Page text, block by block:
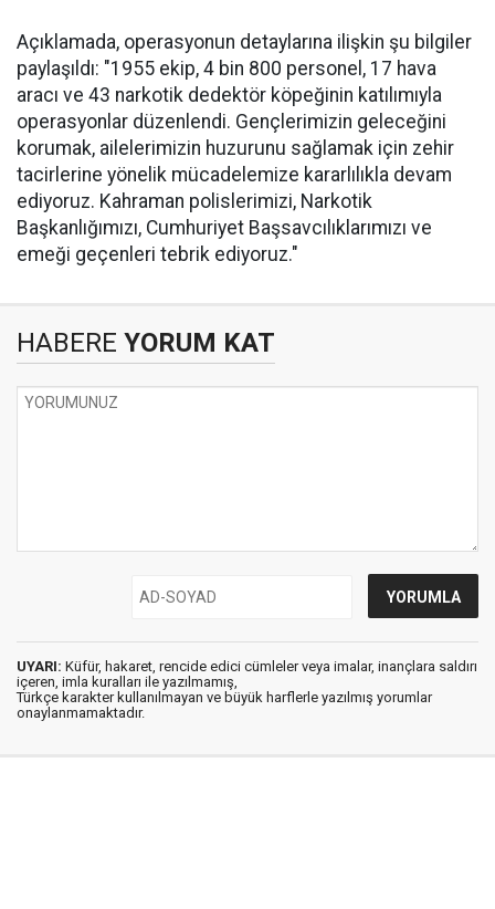
Açıklamada, operasyonun detaylarına ilişkin şu bilgiler
paylaşıldı: "1955 ekip, 4 bin 800 personel, 17 hava
aracı ve 43 narkotik dedektör köpeğinin katılımıyla
operasyonlar düzenlendi. Gençlerimizin geleceğini
korumak, ailelerimizin huzurunu sağlamak için zehir
tacirlerine yönelik mücadelemize kararlılıkla devam
ediyoruz. Kahraman polislerimizi, Narkotik
Başkanlığımızı, Cumhuriyet Başsavcılıklarımızı ve
emeği geçenleri tebrik ediyoruz."
HABERE YORUM KAT
UYARI: Küfür, hakaret, rencide edici cümleler veya imalar, inançlara saldırı
içeren, imla kuralları ile yazılmamış,
Türkçe karakter kullanılmayan ve büyük harflerle yazılmış yorumlar
onaylanmamaktadır.